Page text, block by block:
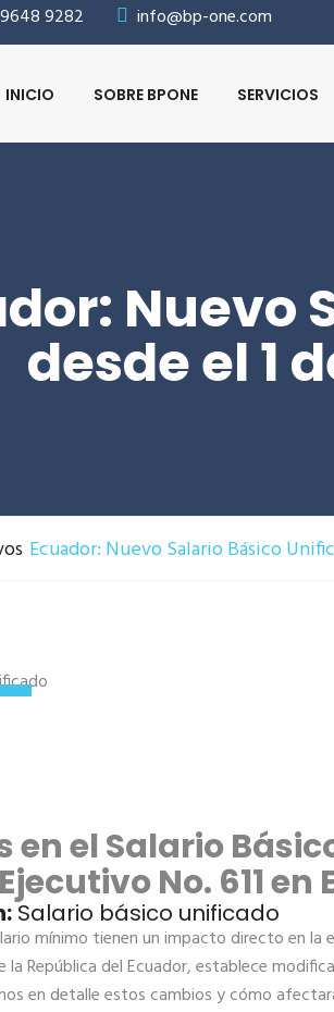
9282 info@bp-one.com
INICIO SOBRE BPONE SERVICIOS
Nuevo
desde el 1
Ecuador: Nuevo Salario Básico
en el Salario
No. 611 en
Salario básico unificado
mínimo tienen un impacto directo en
República del Ecuador, establece
en detalle estos cambios y cómo